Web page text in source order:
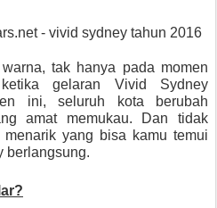
- vivid sydney tahun 2016
tak hanya pada momen
gelaran Vivid Sydney
ini, seluruh kota berubah
amat memukau. Dan tidak
yang bisa kamu temui
berlangsung.